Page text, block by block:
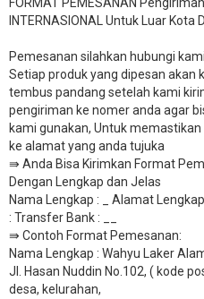
INTERNASIONAL Untuk Luar Kota
Pemesanan silahkan hubungi
Setiap produk yang dipesan akan
tembus pandang setelah kami
pengiriman ke nomer anda agar
kami gunakan, Untuk
ke alamat yang anda tujuka
⇛ Anda Bisa Kirimkan Format
Dengan Lengkap dan Jelas
Nama Lengkap : _ Alamat
: Transfer Bank : __
​⇛ Contoh Format Pemesanan:
Nama Lengkap : Wahyu Laker
Jl. Hasan Nuddin No.102, ( kode
desa, kelurahan,